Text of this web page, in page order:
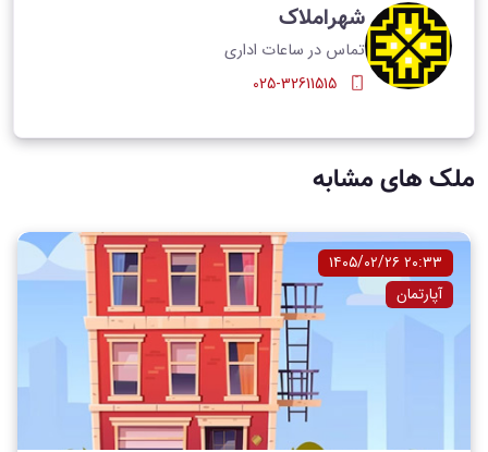
شهراملاک
تماس در ساعات اداری
ملک های مشابه
۲۰:۳۳ ۱۴۰۵/۰۲/۲۶
آپارتمان